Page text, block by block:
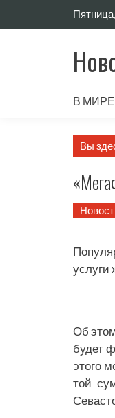
В МИРЕ
Вы
услуги
Об
будет
этого
той